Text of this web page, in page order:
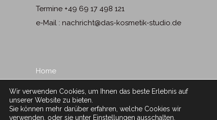
Termine +49 69 17 498 121
e-Mail : nachricht@das-kosmetik-studio.de
Home
Datenschutz
Alle Rechte vorbehalten – Das Kosmetik
Wir verwenden Cookies, um Ihnen das beste Erlebnis auf
unserer Website zu bieten.
Sie können mehr darüber erfahren, welche Cookies wir
verwenden, oder sie unter Einstellungen ausschalten.